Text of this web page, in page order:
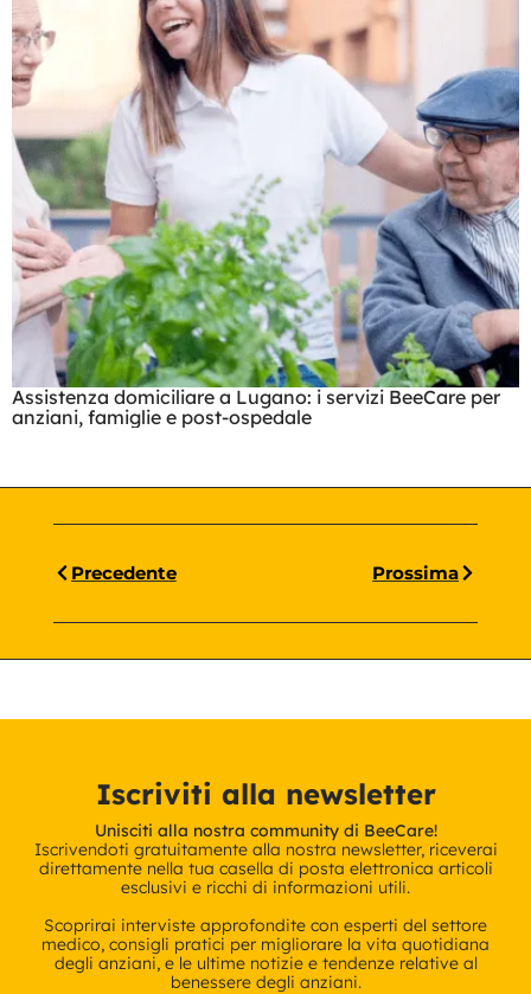
Assistenza domiciliare a Lugano: i servizi BeeCare per
anziani, famiglie e post-ospedale
Precedente Prossima
Iscriviti alla newsletter
Unisciti alla nostra community di BeeCare!
Iscrivendoti gratuitamente alla nostra newsletter, riceverai
direttamente nella tua casella di posta elettronica articoli
esclusivi e ricchi di informazioni utili.
Scoprirai interviste approfondite con esperti del settore
medico, consigli pratici per migliorare la vita quotidiana
degli anziani, e le ultime notizie e tendenze relative al
benessere degli anziani.